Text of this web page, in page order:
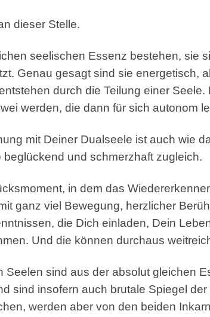
dieser Stelle.
seelischen Essenz bestehen, sie
Genau gesagt sind sie energetisch,
durch die Teilung einer
werden, die dann für sich autonom
mit Deiner Dualseele ist auch wie
und schmerzhaft zugleich.
in dem das
ganz viel Bewegung, herzlicher
die Dich einladen, Dein
Und die können durchaus
sind aus der absolut gleichen
sind insofern auch brutale Spiegel
werden aber von den beiden